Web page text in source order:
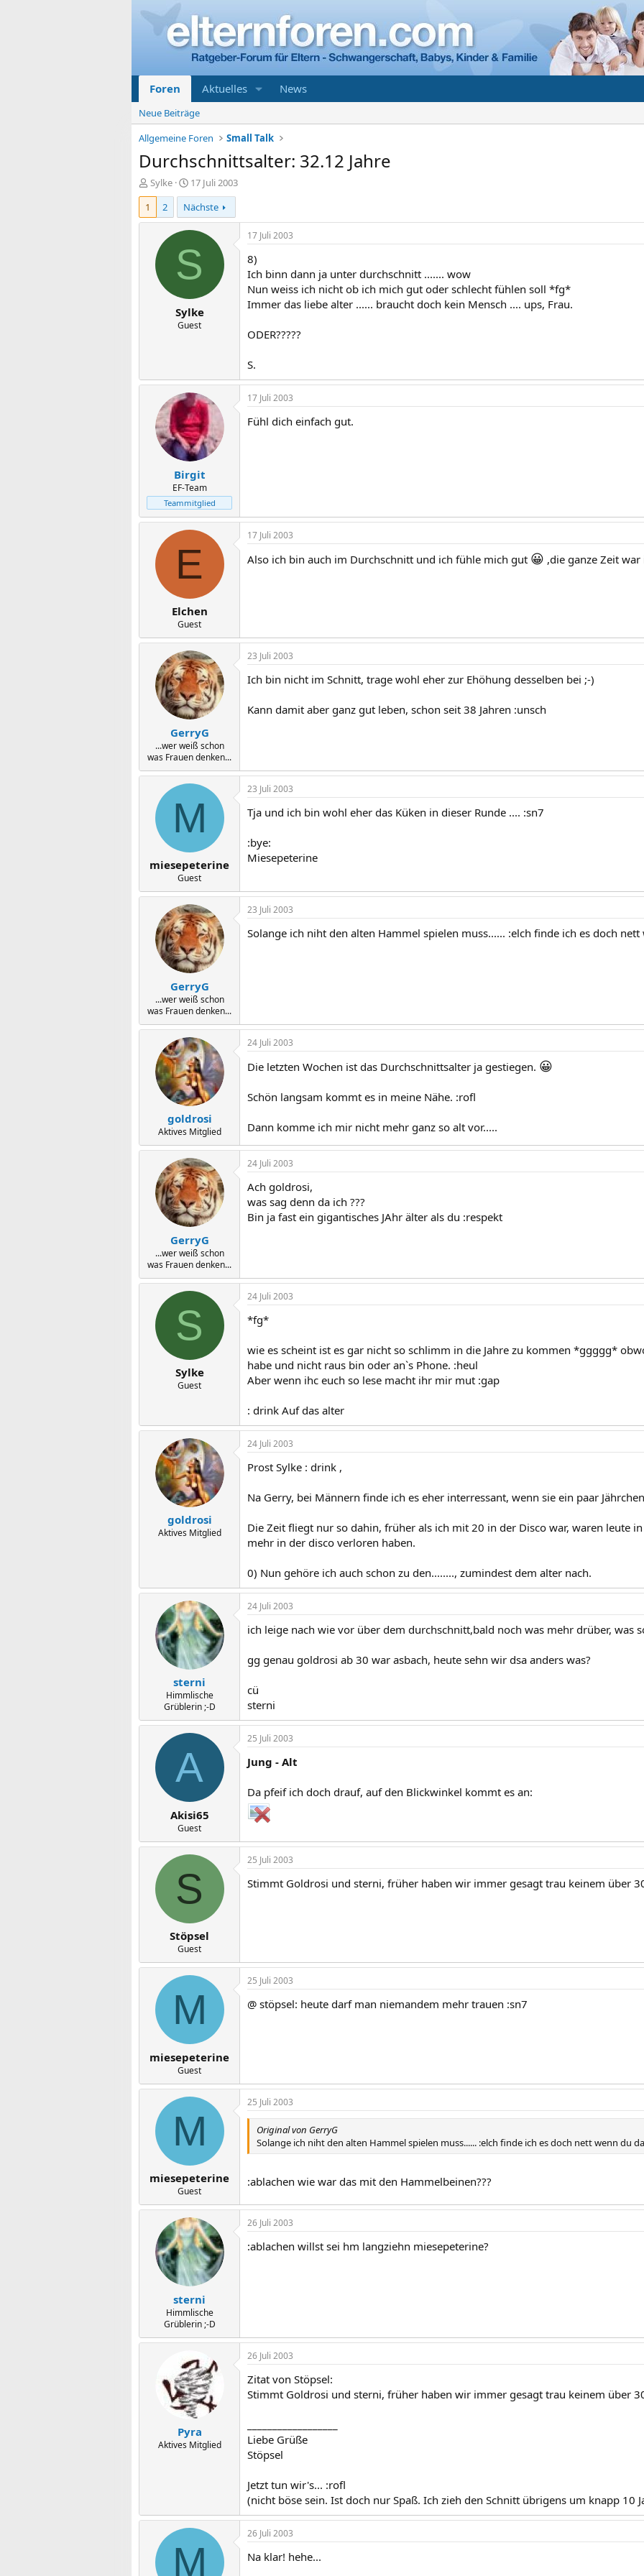
Foren Aktuelles News
Neue Beiträge
Allgemeine Foren
Small Talk
Durchschnittsalter: 32.12 Jahre
E
r
t
Sylke
E
r
s
t
e
l
l
m
17 Juli 2003
1
2 Nächste
S
Sylke
Guest
17 Juli 2003
8)
Ich binn dann ja unter durchschnitt ....... wow
Nun weiss ich nicht ob ich mich gut oder schlecht fühlen soll *fg*
Immer das liebe alter ...... braucht doch kein Mensch .... ups, Frau.
ODER?????
S.
Birgit
EF-Team
Teammitglied
17 Juli 2003
Fühl dich einfach gut.
E
Elchen
Guest
17 Juli 2003
Also ich bin auch im Durchschnitt und ich fühle mich gut 😀 ,die ganze Zeit
GerryG
...wer weiß schon
was Frauen denken...
23 Juli 2003
Ich bin nicht im Schnitt, trage wohl eher zur Ehöhung desselben bei ;-)
Kann damit aber ganz gut leben, schon seit 38 Jahren :unsch
M
miesepeterine
Guest
23 Juli 2003
Tja und ich bin wohl eher das Küken in dieser Runde .... :sn7
:bye:
Miesepeterine
GerryG
...wer weiß schon
was Frauen denken...
23 Juli 2003
Solange ich niht den alten Hammel spielen muss...... :elch finde ich es doch
goldrosi
Aktives Mitglied
24 Juli 2003
Die letzten Wochen ist das Durchschnittsalter ja gestiegen. 😀
Schön langsam kommt es in meine Nähe. :rofl
Dann komme ich mir nicht mehr ganz so alt vor.....
GerryG
...wer weiß schon
was Frauen denken...
24 Juli 2003
Ach goldrosi,
was sag denn da ich ???
Bin ja fast ein gigantisches JAhr älter als du :respekt
S
Sylke
Guest
24 Juli 2003
*fg*
wie es scheint ist es gar nicht so schlimm in die Jahre zu kommen *ggggg*
habe und nicht raus bin oder an`s Phone. :heul
Aber wenn ihc euch so lese macht ihr mir mut :gap
: drink Auf das alter
goldrosi
Aktives Mitglied
24 Juli 2003
Prost Sylke : drink ,
Na Gerry, bei Männern finde ich es eher interressant, wenn sie ein paar
Die Zeit fliegt nur so dahin, früher als ich mit 20 in der Disco war, waren leute
mehr in der disco verloren haben.
0) Nun gehöre ich auch schon zu den........, zumindest dem alter nach.
sterni
Himmlische
Grüblerin ;-D
24 Juli 2003
ich leige nach wie vor über dem durchschnitt,bald noch was mehr drüber, was
gg genau goldrosi ab 30 war asbach, heute sehn wir dsa anders was?
cü
sterni
A
Akisi65
Guest
25 Juli 2003
Jung - Alt
Da pfeif ich doch drauf, auf den Blickwinkel kommt es an:
S
Stöpsel
Guest
25 Juli 2003
Stimmt Goldrosi und sterni, früher haben wir immer gesagt trau keinem über
M
miesepeterine
Guest
25 Juli 2003
@ stöpsel: heute darf man niemandem mehr trauen :sn7
M
miesepeterine
Guest
25 Juli 2003
Original von GerryG
Solange ich niht den alten Hammel spielen muss...... :elch finde ich es doch nett wenn du
:ablachen wie war das mit den Hammelbeinen???
sterni
Himmlische
Grüblerin ;-D
26 Juli 2003
:ablachen willst sei hm langziehn miesepeterine?
Pyra
Aktives Mitglied
26 Juli 2003
Zitat von Stöpsel:
Stimmt Goldrosi und sterni, früher haben wir immer gesagt trau keinem über
Liebe Grüße
Stöpsel
Jetzt tun wir's... :rofl
(nicht böse sein. Ist doch nur Spaß. Ich zieh den Schnitt übrigens um knapp 10
M
26 Juli 2003
Na klar! hehe...